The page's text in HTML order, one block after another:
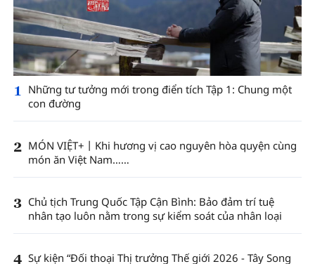
1
Những tư tưởng mới trong điển tích Tập 1: Chung một
con đường
2 MÓN VIỆT+丨Khi hương vị cao nguyên hòa quyện cùng
món ăn Việt Nam……
3 Chủ tịch Trung Quốc Tập Cận Bình: Bảo đảm trí tuệ
nhân tạo luôn nằm trong sự kiểm soát của nhân loại
4 Sự kiện “Đối thoại Thị trưởng Thế giới 2026 - Tây Song